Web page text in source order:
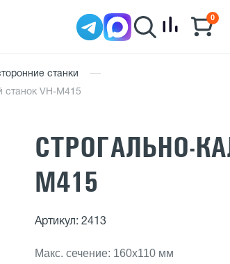
0
станки
станок VH-M415
СТРОГАЛЬНО-
M415
Артикул: 2413
Макс. сечение: 160х110 мм